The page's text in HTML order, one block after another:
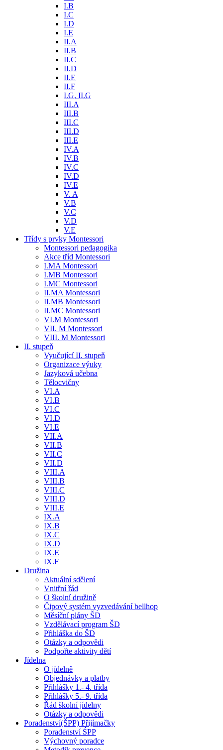
I.B
I.C
I.D
I.E
II.A
II.B
II.C
II.D
II.E
II.F
I.G, II.G
III.A
III.B
III.C
III.D
III.E
IV.A
IV.B
IV.C
IV.D
IV.E
V. A
V.B
V.C
V.D
V.E
Třídy s prvky Montessori
Montessori pedagogika
Akce tříd Montessori
I.MA Montessori
I.MB Montessori
I.MC Montessori
II.MA Montessori
II.MB Montessori
II.MC Montessori
VI.M Montessori
VII. M Montessori
VIII. M Montessori
II. stupeň
Vyučující II. stupeň
Organizace výuky
Jazyková učebna
Tělocvičny
VI.A
VI.B
VI.C
VI.D
VI.E
VII.A
VII.B
VII.C
VII.D
VIII.A
VIII.B
VIII.C
VIII.D
VIII.E
IX.A
IX.B
IX.C
IX.D
IX.E
IX.F
Družina
Aktuální sdělení
Vnitřní řád
O školní družině
Čipový systém vyzvedávání bellhop
Měsíční plány ŠD
Vzdělávací program ŠD
Přihláška do ŠD
Otázky a odpovědi
Podpořte aktivity dětí
Jídelna
O jídelně
Objednávky a platby
Přihlášky 1.- 4. třída
Přihlášky 5.- 9. třída
Řád školní jídelny
Otázky a odpovědi
Poradenství(ŠPP) Přijímačky
Poradenství ŚPP
Výchovný poradce